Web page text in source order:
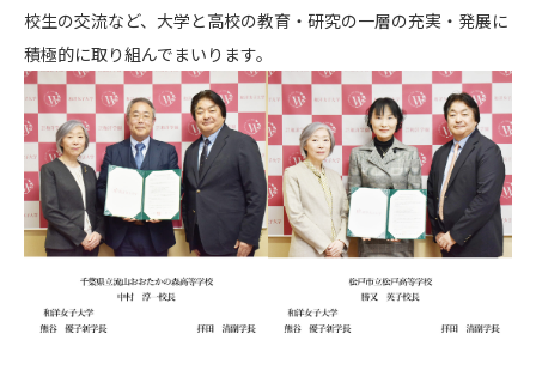
校生の交流など、大学と高校の教育・研究の一層の充実・発展に
積極的に取り組んでまいります。